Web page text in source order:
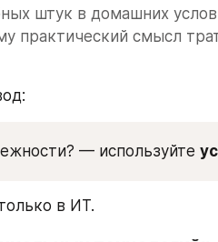
штук в домашних
практический смысл
— используйте
в ИТ.